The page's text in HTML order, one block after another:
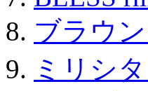
ブラウ
ミリシ